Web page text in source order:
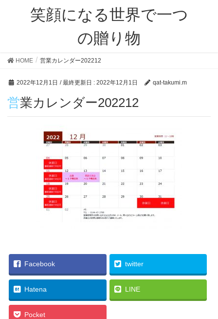
笑顔になる世界で一つ
の贈り物
HOME 営業カレンダー202212
2022年12月1日 / 最終更新日 : 2022年12月1日 qat-takumi.m
営業カレンダー202212
Facebook twitter
Hatena LINE
Pocket